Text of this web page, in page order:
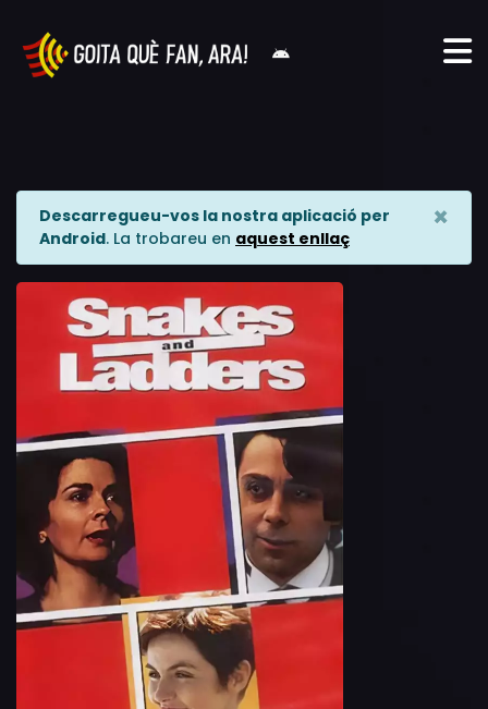
Descarregueu-vos la nostra aplicació per
Android. La trobareu en aquest enllaç
×